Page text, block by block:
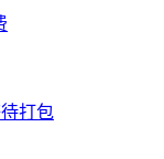
打包